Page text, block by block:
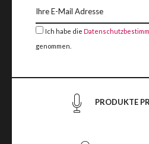
Ich habe die
genommen.
PRODUKTE